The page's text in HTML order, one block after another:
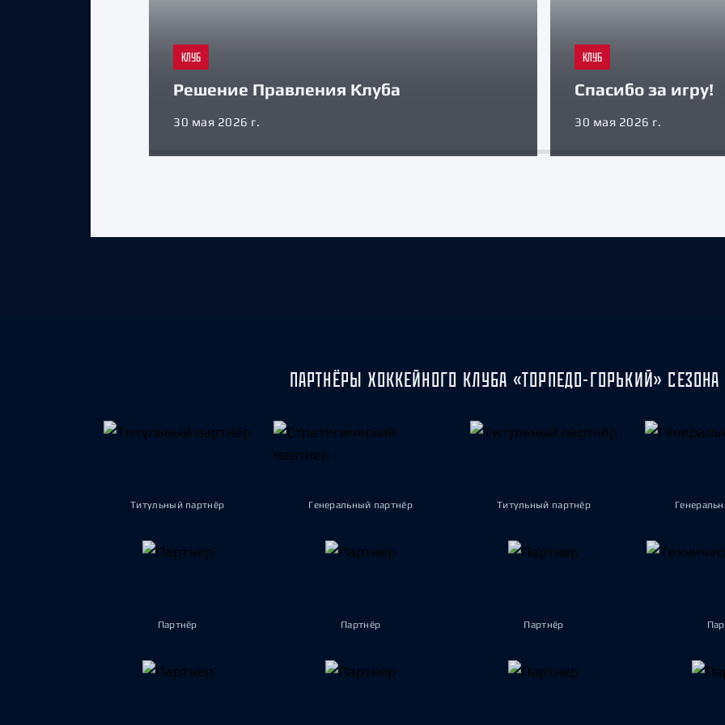
КЛУБ
Решение Правления Клуба
30 мая 2026 г.
КЛУБ
Спасибо за игру!
30 мая 2026 г.
ПАРТНЁРЫ ХОККЕЙНОГО КЛУБА «ТОРПЕДО-ГОРЬКИЙ» СЕЗОНА
Титульный партнёр Генеральный партнёр Титульный партнёр
Партнёр Партнёр Партнёр